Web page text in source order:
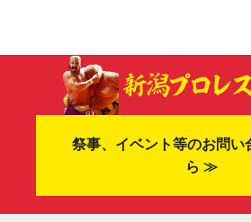
祭事、イベント等のお問い
ら ≫